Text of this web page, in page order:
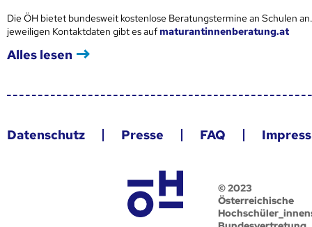
Die ÖH bietet bundesweit kostenlose Beratungstermine an Schulen
jeweiligen Kontaktdaten gibt es aufmaturantinnenberatung.at
Alles lesen
Datenschutz Presse FAQ
© 2023
Österreichische